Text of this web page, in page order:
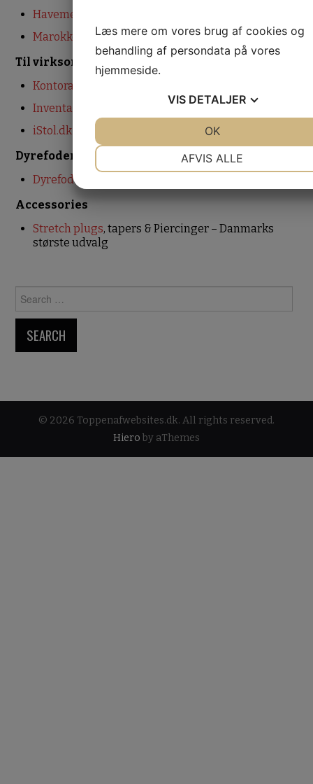
Havemekka.dk
Marokkodesign.dk– Marokkanske berper tæpper
Til virksomheder
Kontorartikler fra hertels.dk
Inventarland.dk
iStol.dk
Dyrefoder
Dyrefoder.dk
Accessories
Stretch plugs, tapers & Piercinger – Danmarks
største udvalg
Search for:
© 2026 Toppenafwebsites.dk. All rights reserved.
Hiero by aThemes
Læs mere om vores brug af cookies og
behandling af persondata på vores
hjemmeside.
VIS DETALJER
AFVIS ALLE
OK